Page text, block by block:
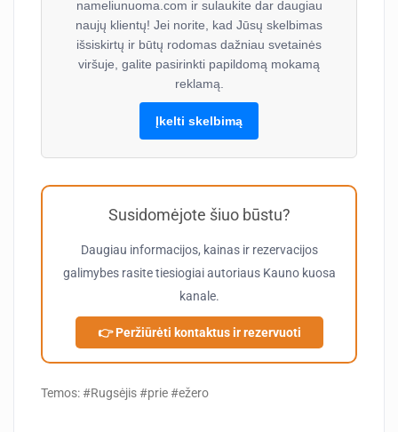
nameliunuoma.com ir sulaukite dar daugiau
naujų klientų! Jei norite, kad Jūsų skelbimas
išsiskirtų ir būtų rodomas dažniau svetainės
viršuje, galite pasirinkti papildomą mokamą
reklamą.
Įkelti skelbimą
Susidomėjote šiuo būstu?
Daugiau informacijos, kainas ir rezervacijos
galimybes rasite tiesiogiai autoriaus Kauno kuosa
kanale.
👉 Peržiūrėti kontaktus ir rezervuoti
Temos: #Rugsėjis #prie #ežero